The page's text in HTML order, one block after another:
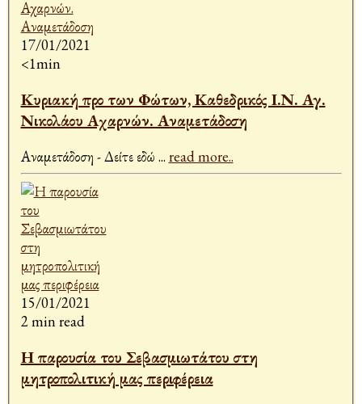
17/01/2021
<1min
Κυριακή προ των Φώτων, Καθεδρικός Ι.Ν. Αγ.
Νικολάου Αχαρνών. Αναμετάδοση
Αναμετάδοση - Δείτε εδώ ... read more..
15/01/2021
2 min read
Η παρουσία του Σεβασμιωτάτου στη
μητροπολιτική μας περιφέρεια